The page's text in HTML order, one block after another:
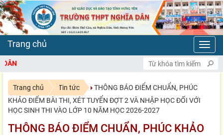
CHÀO MỪNG BẠN ĐẾN VỚI
Trang chủ Tin tức
THÔNG BÁO ĐIỂM CHUẨN, PHÚC
KHẢO ĐIỂM BÀI THI, XÉT TUYỂN ĐỢT 2 VÀ NHẬP HỌC ĐỐI VỚI
HỌC SINH THI VÀO LỚP 10 NĂM HỌC 2026-2027
THÔNG BÁO ĐIỂM CHUẨN, PHÚC KHẢO